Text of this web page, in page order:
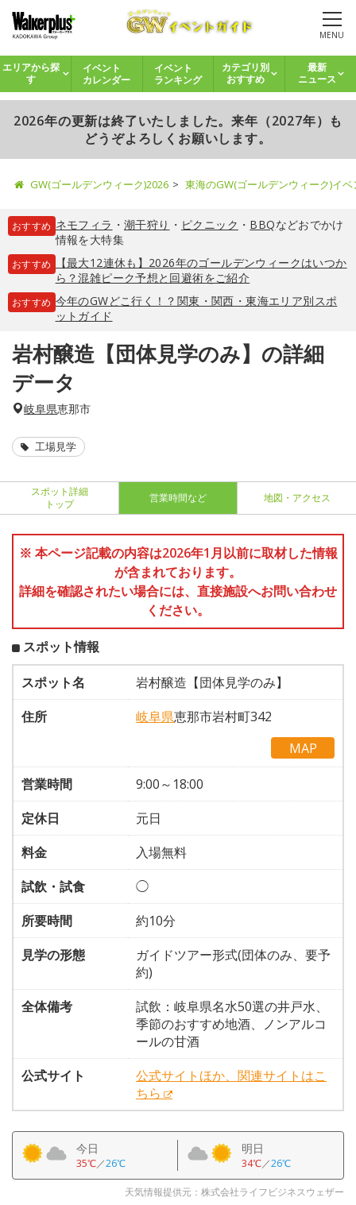
MENU
エリアから探
す
イベント
カレンダー
イベント
ランキング
カテゴリ別
おすすめ
最新
ニュース
2026年の更新は終了いたしました。来年（2027年）も
どうぞよろしくお願いします。
GW(ゴールデンウィーク)2026 東海のGW(ゴールデンウィーク)イ
おすすめ ネモフィラ ・ 潮干狩り ・ ピクニック ・ BBQなどおでかけ
情報を大特集
おすすめ
【最大12連休も】2026年のゴールデンウィークはいつか
ら？混雑ピーク予想と回避術をご紹介
おすすめ 今年のGWどこ行く！？関東・関西・東海エリア別スポ
ットガイド
岩村醸造【団体見学のみ】の詳細
データ
岐阜県恵那市
工場見学
スポット詳細
トップ
営業時間など 地図・アクセス
※ 本ページ記載の内容は2026年1月以前に取材した情報
が含まれております。
詳細を確認されたい場合には、直接施設へお問い合わせ
ください。
スポット情報
スポット名
岩村醸造【団体見学のみ】
住所
岐阜県恵那市岩村町342
MAP
営業時間
9:00～18:00
定休日
元日
料金
入場無料
試飲・試食
◯
所要時間
約10分
見学の形態
ガイドツアー形式(団体のみ、要予
約)
全体備考
試飲：岐阜県名水50選の井戸水、
季節のおすすめ地酒、ノンアルコ
ールの甘酒
公式サイト
公式サイトほか、関連サイトはこ
ちら
今日
35℃／26℃
明日
34℃／26℃
天気情報提供元：株式会社ライフビジネスウェザー